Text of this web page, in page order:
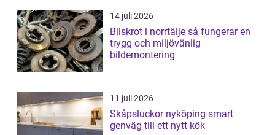
14 juli 2026
Bilskrot i norrtälje så fungerar en
trygg och miljövänlig
bildemontering
11 juli 2026
Skåpsluckor nyköping smart
genväg till ett nytt kök